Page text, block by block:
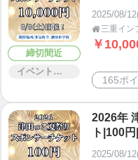
締切間近
イベント・セミナー・交流会
2025/08/

￥
165ポ
2026年
ト|100
2025/08/